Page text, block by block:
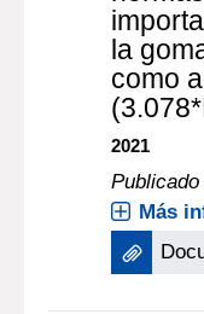
la
como
2021
Publicado